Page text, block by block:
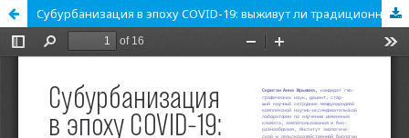
Cубурбанизация в эпоху COVID-19: выживут ли традиционные дачи в России?